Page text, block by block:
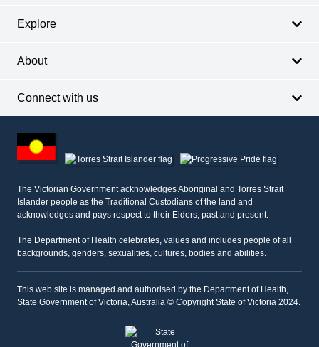
Explore
About
Connect with us
other
information
The Victorian Government acknowledges Aboriginal and Torres Strait
Islander people as the Traditional Custodians of the land and
acknowledges and pays respect to their Elders, past and present.
The Department of Health celebrates, values and includes people of all
backgrounds, genders, sexualities, cultures, bodies and abilities.
This web site is managed and authorised by the Department of Health,
State Government of Victoria, Australia © Copyright State of Victoria 2024.